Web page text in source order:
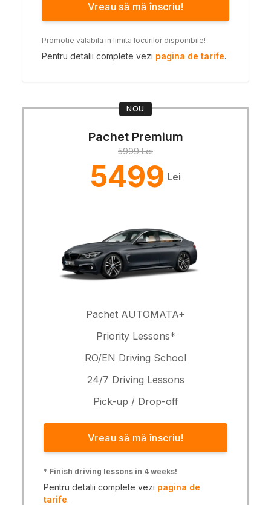
Vreau să mă înscriu!
Promotie valabila in limita locurilor disponibile!
Pentru detalii complete vezi pagina de tarife.
NOU
Pachet Premium
5999 Lei
5499 Lei
Pachet AUTOMATA+
Priority Lessons*
RO/EN Driving School
24/7 Driving Lessons
Pick-up / Drop-off
Vreau să mă înscriu!
* Finish driving lessons in 4 weeks!
Pentru detalii complete vezi pagina de
tarife.